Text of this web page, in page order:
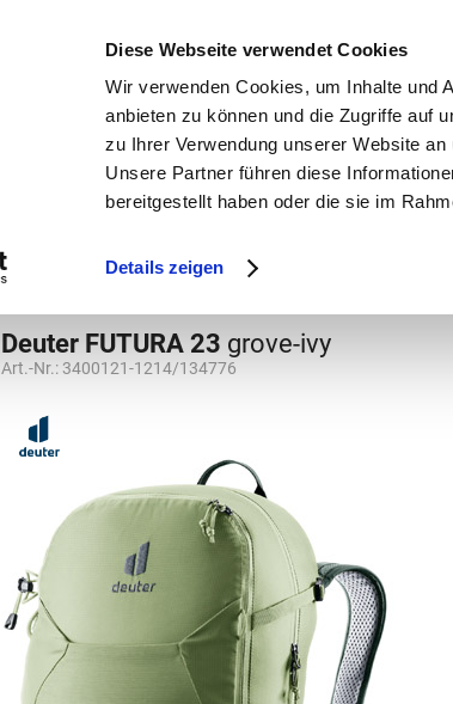
Diese Webseite verwendet Cookies
Wir verwenden Cookies, um Inhalte und
anbieten zu können und die Zugriffe auf
zu Ihrer Verwendung unserer Website
Unsere Partner führen diese
bereitgestellt haben oder die sie im
Details zeigen
3 x täglich an
Deuter FUTURA 23 grove-ivy
Art.-Nr.: 3400121-1214/134776